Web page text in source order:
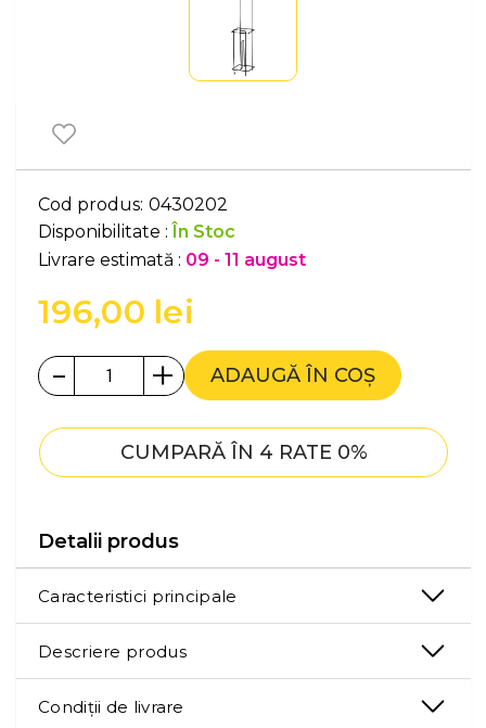
Cod produs: 0430202
Disponibilitate :În Stoc
Livrare estimată : 09 - 11 august
196,00 lei
- + ADAUGĂ ÎN COȘ
CUMPARĂ ÎN 4 RATE 0%
Detalii produs
Caracteristici principale
Descriere produs
Condiții de livrare